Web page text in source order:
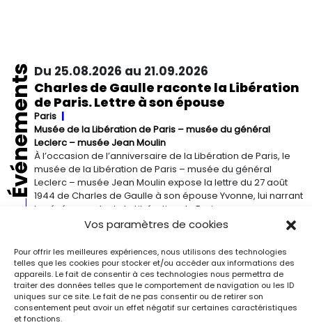
Vos paramètres de cookies
Pour offrir les meilleures expériences, nous utilisons des technologies
telles que les cookies pour stocker et/ou accéder aux informations des
appareils. Le fait de consentir à ces technologies nous permettra de
traiter des données telles que le comportement de navigation ou les ID
uniques sur ce site. Le fait de ne pas consentir ou de retirer son
consentement peut avoir un effet négatif sur certaines caractéristiques
et fonctions.
ÉvénementsDu 25.08.2026 au 21.09.2026
Charles de Gaulle raconte la Libération
de Paris. Lettre à son épouse
Paris
Musée de la Libération de Paris – musée du général
Leclerc – musée Jean Moulin
À l’occasion de l’anniversaire de la Libération de Paris, le
musée de la Libération de Paris – musée du général
Leclerc – musée Jean Moulin expose la lettre du 27 août
1944 de Charles de Gaulle à son épouse Yvonne, lui narrant
les événements de la Libération de Paris.
Du 13.09.2026 au 03.01.2027
Georgia O’Keeffe. Architecture
Detroit
Detroit Institute of Arts
« Georgia O’Keeffe. Architecture » est une exposition
novatrice qui présente environ 35 peintures architecturales
réalisées entre les années 1920 et 1960. Pionnière de l’art